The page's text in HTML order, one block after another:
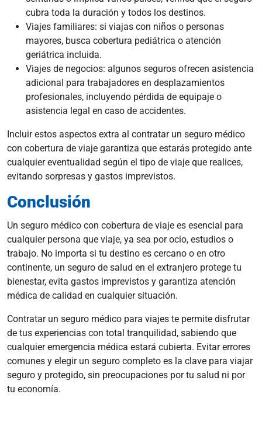
cubra toda la duración y todos los destinos.
Viajes familiares: si viajas con niños o personas
mayores, busca cobertura pediátrica o atención
geriátrica incluida.
Viajes de negocios: algunos seguros ofrecen asistencia
adicional para trabajadores en desplazamientos
profesionales, incluyendo pérdida de equipaje o
asistencia legal en caso de accidentes.
Incluir estos aspectos extra al contratar un seguro médico
con cobertura de viaje garantiza que estarás protegido ante
cualquier eventualidad según el tipo de viaje que realices,
evitando sorpresas y gastos imprevistos.
Conclusión
Un seguro médico con cobertura de viaje es esencial para
cualquier persona que viaje, ya sea por ocio, estudios o
trabajo. No importa si tu destino es cercano o en otro
continente, un seguro de salud en el extranjero protege tu
bienestar, evita gastos imprevistos y garantiza atención
médica de calidad en cualquier situación.
Contratar un seguro médico para viajes te permite disfrutar
de tus experiencias con total tranquilidad, sabiendo que
cualquier emergencia médica estará cubierta. Evitar errores
comunes y elegir un seguro completo es la clave para viajar
seguro y protegido, sin preocupaciones por tu salud ni por
tu economía.